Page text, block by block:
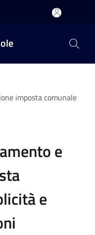
imposta comunale
e
e